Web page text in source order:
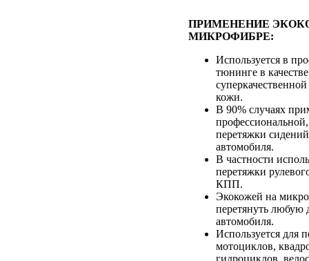
ПРИМЕНЕНИЕ
МИКРОФИБРЕ:
Используется в
тюнинге в
кожи.
В 90% случаях
перетяжки
автомобиля.
В частности
перетяжки
КПП.
Экокожей на
перетянуть любую
автомобиля.
Используется для
мотоциклов,
гидроциклов,